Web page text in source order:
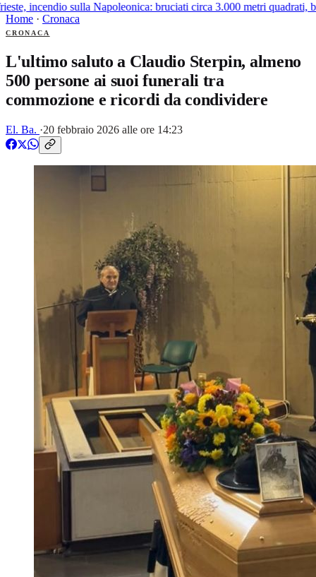
incendio sulla Napoleonica: bruciati circa 3.000 metri quadrati,
Home · Cronaca
CRONACA
L'ultimo saluto a Claudio Sterpin, almeno
500 persone ai suoi funerali tra
commozione e ricordi da condividere
El. Ba. ·20 febbraio 2026 alle ore 14:23